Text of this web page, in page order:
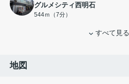
グルメシティ西明石
544ｍ（7分）
すべて見る
地図